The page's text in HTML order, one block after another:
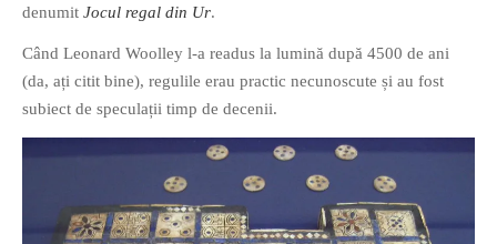
denumit Jocul regal din Ur.
Când Leonard Woolley l-a readus la lumină după 4500 de ani
(da, ați citit bine), regulile erau practic necunoscute și au fost
subiect de speculații timp de decenii.